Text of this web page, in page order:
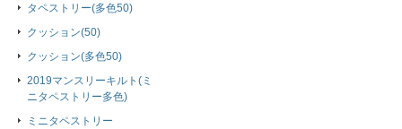
タペストリー(多色50)
クッション(50)
クッション(多色50)
2019マンスリーキルト(ミ
ニタペストリー多色)
ミニタペストリー